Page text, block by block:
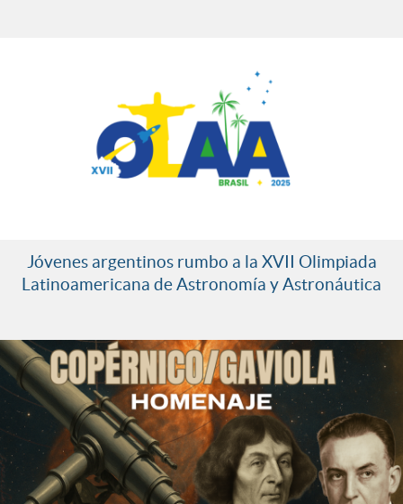
Jóvenes argentinos rumbo a la XVII Olimpiada
Latinoamericana de Astronomía y Astronáutica